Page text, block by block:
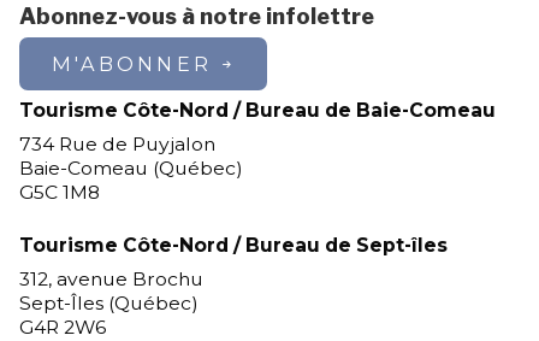
Abonnez-vous à notre infolettre
M'ABONNER
Tourisme Côte-Nord / Bureau de Baie-Comeau
734 Rue de Puyjalon
Baie-Comeau (Québec)
G5C 1M8
Tourisme Côte-Nord / Bureau de Sept-îles
312, avenue Brochu
Sept-Îles (Québec)
G4R 2W6